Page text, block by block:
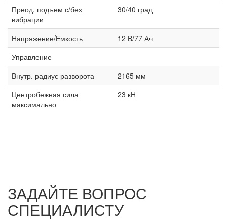
Преод. подъем с/без
вибрации
30/40 град
Напряжение/Емкость
12 В/77 Ач
Управление
Внутр. радиус разворота
2165 мм
Центробежная сила
максимально
23 кН
ЗАДАЙТЕ ВОПРОС
СПЕЦИАЛИСТУ